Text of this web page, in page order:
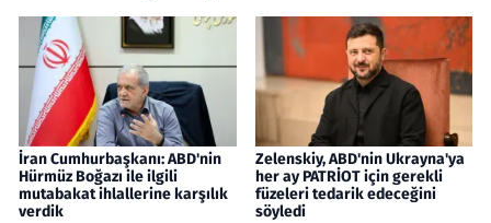
İran Cumhurbaşkanı: ABD'nin
Hürmüz Boğazı ile ilgili
mutabakat ihlallerine karşılık
verdik
Zelenskiy, ABD'nin Ukrayna'ya
her ay PATRİOT için gerekli
füzeleri tedarik edeceğini
söyledi